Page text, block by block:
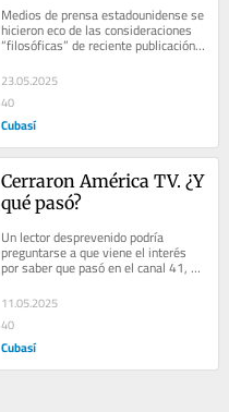
vivir”
Medios de prensa estadounidense se
hicieron eco de las consideraciones
“filosóficas” de reciente publicación
del presidente estadounidense,...
23.05.2025
40
Cubasí
Cerraron América TV. ¿Y
qué pasó?
Un lector desprevenido podría
preguntarse a que viene el interés
por saber que pasó en el canal 41,
más conocido como América TV, de
amplia...
11.05.2025
40
Cubasí